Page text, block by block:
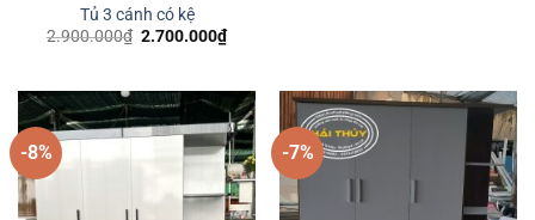
Tủ 3 cánh có kệ
2.900.000₫ Giá
2.700.000₫Giá
hiện
2.700.000₫.
-8% -7%